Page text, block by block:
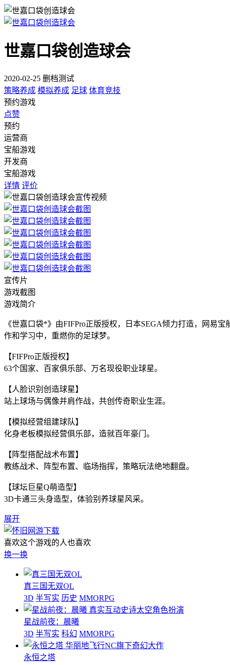
世嘉口袋创造球会
2020-02-25 删档测试
策略养成 模拟养成 足球 体育竞技
预约游戏
点赞
预约
运营商
宝船游戏
开发商
宝船游戏
详情 评价
宣传片
游戏截图
游戏简介
《世嘉口袋*》由FIFPro正版授权，日本SEGA倾力打造，网易
作和学习中，重燃你的足球梦。
【FIFPro正版授权】
63个国家、百家俱乐部、万名现役职业球星。
【人脸识别创造球星】
站上球场与偶像并肩作战，共创传奇职业生涯。
【模拟经营组建球队】
化身老板模拟经营俱乐部，造就百年豪门。
【阵型搭配战术布置】
教练战术、阵型布置、临场指挥，策略玩法绝地翻盘。
【球坛巨星Q萌造型】
3D卡通三头身造型，体验别养球星风采。
展开
喜欢这个游戏的人也喜欢
换一换
真三国无双OL
3D 半写实 历史 MMORPG
真实互动史诗太空角色扮演
星战前夜：晨曦
3D 半写实 科幻 MMORPG
华丽地飞行NC旗下奇幻大作
永恒之塔